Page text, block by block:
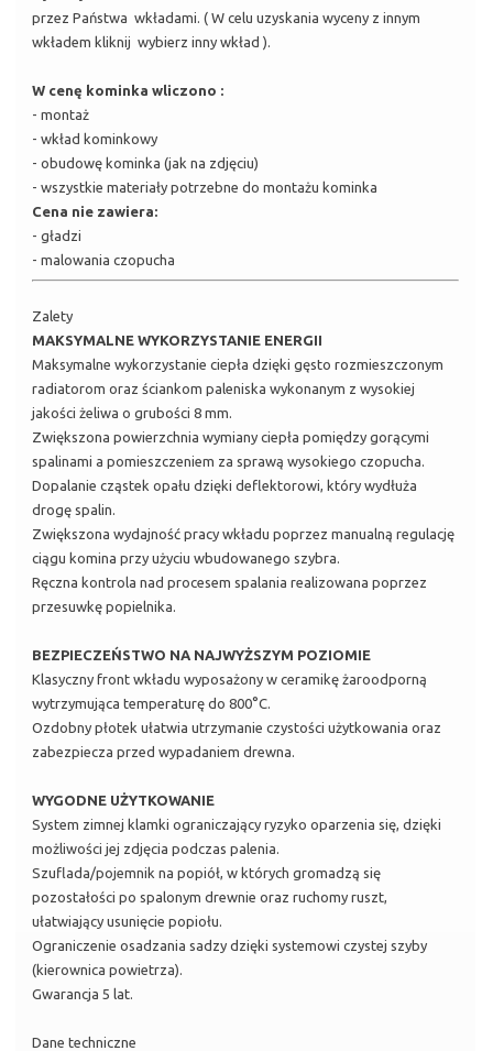
przez Państwa wkładami. ( W celu uzyskania wyceny z innym
wkładem kliknij wybierz inny wkład ).
W cenę kominka wliczono :
- montaż
- wkład kominkowy
- obudowę kominka (jak na zdjęciu)
- wszystkie materiały potrzebne do montażu kominka
Cena nie zawiera:
- gładzi
- malowania czopucha
Zalety
MAKSYMALNE WYKORZYSTANIE ENERGII
Maksymalne wykorzystanie ciepła dzięki gęsto rozmieszczonym
radiatorom oraz ściankom paleniska wykonanym z wysokiej
jakości żeliwa o grubości 8 mm.
Zwiększona powierzchnia wymiany ciepła pomiędzy gorącymi
spalinami a pomieszczeniem za sprawą wysokiego czopucha.
Dopalanie cząstek opału dzięki deflektorowi, który wydłuża
drogę spalin.
Zwiększona wydajność pracy wkładu poprzez manualną regulację
ciągu komina przy użyciu wbudowanego szybra.
Ręczna kontrola nad procesem spalania realizowana poprzez
przesuwkę popielnika.
BEZPIECZEŃSTWO NA NAJWYŻSZYM POZIOMIE
Klasyczny front wkładu wyposażony w ceramikę żaroodporną
wytrzymująca temperaturę do 800°C.
Ozdobny płotek ułatwia utrzymanie czystości użytkowania oraz
zabezpiecza przed wypadaniem drewna.
WYGODNE UŻYTKOWANIE
System zimnej klamki ograniczający ryzyko oparzenia się, dzięki
możliwości jej zdjęcia podczas palenia.
Szuflada/pojemnik na popiół, w których gromadzą się
pozostałości po spalonym drewnie oraz ruchomy ruszt,
ułatwiający usunięcie popiołu.
Ograniczenie osadzania sadzy dzięki systemowi czystej szyby
(kierownica powietrza).
Gwarancja 5 lat.
Dane techniczne